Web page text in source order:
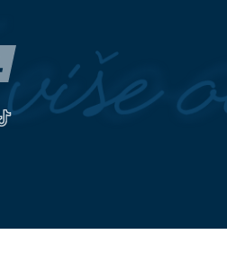
(VIDEO)Rekli mu da će biti 100
ljudi, a on ih okupio 1.500: Đajić